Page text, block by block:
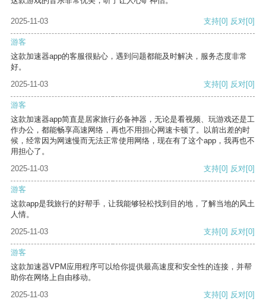
2025-11-03 支持[0] 反对[0]
游客
这款加速器app的客服很贴心，遇到问题都能及时解决，服务态度非常
好。
2025-11-03
支持[0] 反对[0]
游客
这款加速器app简直是居家旅行必备神器，无论是看视频、玩游戏还是工
作办公，都能畅享高速网络，再也不用担心网速卡顿了。以前出差的时
候，经常因为网速慢而无法正常使用网络，现在有了这个app，我再也不
用担心了。
2025-11-03
支持[0] 反对[0]
游客
这款app是我旅行的好帮手，让我能够轻松找到目的地，了解当地的风土
人情。
2025-11-03
支持[0] 反对[0]
游客
这款加速器VPM应用程序可以给你提供最高速度和安全性的连接，并帮
助你在网络上自由移动。
2025-11-03
支持[0] 反对[0]